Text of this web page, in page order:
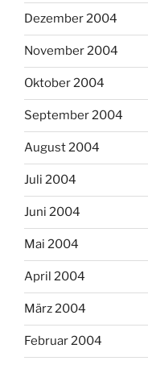
Dezember 2004
November 2004
Oktober 2004
September 2004
August 2004
Juli 2004
Juni 2004
Mai 2004
April 2004
März 2004
Februar 2004